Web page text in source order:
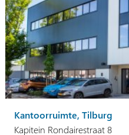
Kantoorruimte, Tilburg
Kapitein Rondairestraat 8